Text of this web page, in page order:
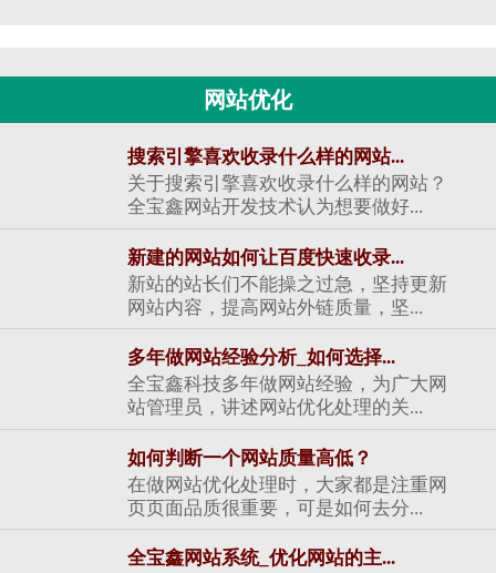
网站优化
搜索引擎喜欢收录什么样的网站...
关于搜索引擎喜欢收录什么样的网站？
全宝鑫网站开发技术认为想要做好...
新建的网站如何让百度快速收录...
新站的站长们不能操之过急，坚持更新
网站内容，提高网站外链质量，坚...
多年做网站经验分析_如何选择...
全宝鑫科技多年做网站经验，为广大网
站管理员，讲述网站优化处理的关...
如何判断一个网站质量高低？
在做网站优化处理时，大家都是注重网
页页面品质很重要，可是如何去分...
全宝鑫网站系统_优化网站的主...